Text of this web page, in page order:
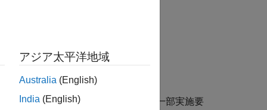
推定するための最も小さい 2 水準一部実施要
アジア太平洋地域
Australia (English)
India (English)